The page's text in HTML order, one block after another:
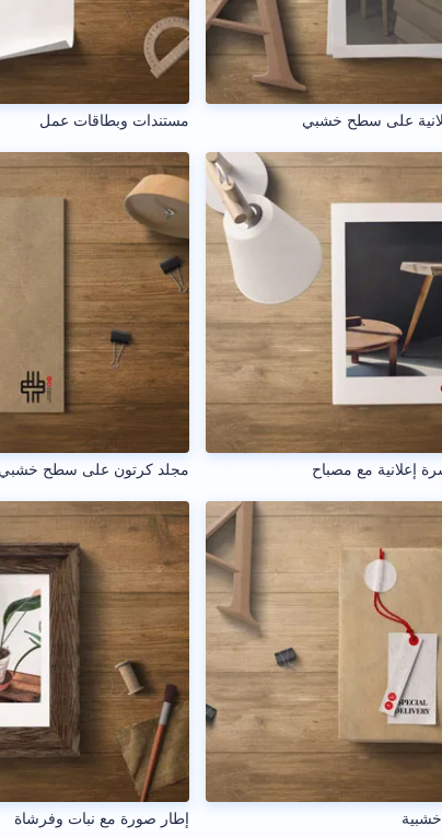
على سطح خشبي
إعلانية مع مصباح
مستندات وبطاقات عمل
مجلد كرتون على سطح خشبي
إطار صورة مع نبات وفرشاة